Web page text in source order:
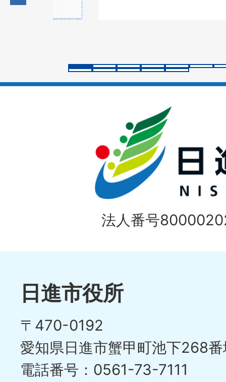
ラ
イ
法人番号
日進市役所
〒470-0192
愛知県日進市蟹甲町池下268
電話番号：0561-73-7111